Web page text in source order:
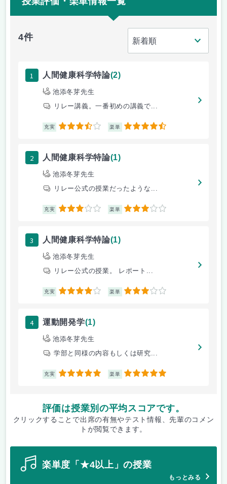
4件
1 人間健康科学特論(2)
池添冬芽先生
リレー講義。一番初めの講義で...
充実 3.5 楽単 4.5
2 人間健康科学特論(1)
池添冬芽先生
リレー公式の授業だったような...
充実 3 楽単 3
3 人間健康科学特論(1)
池添冬芽先生
リレー公式の授業。 レポート...
充実 4 楽単 3
4 運動開発学(1)
池添冬芽先生
学部と同様の内容もしくは研究...
充実 5 楽単 5
評価は授業別の平均スコアです。
クリックすることで出席の有無やテスト情報、先輩のコメン
トが閲覧できます。
楽単度「★4以上」の授業
もっとみる